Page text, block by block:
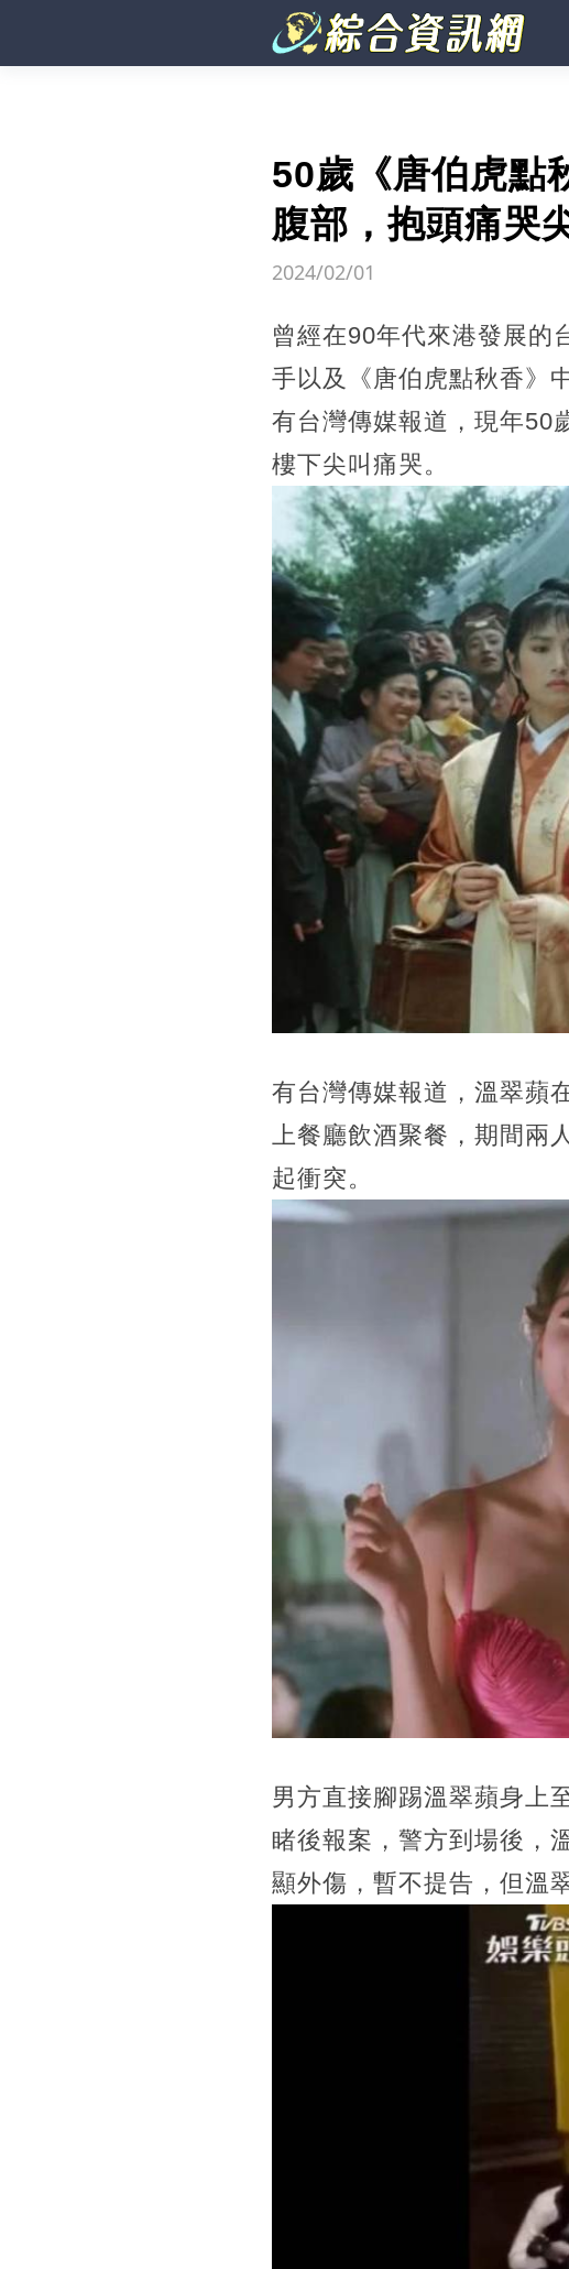
50歲《唐伯虎點
腹部，抱頭痛哭
2024/02/01
曾經在90年代來港發展的
手以及《唐伯虎點秋香》
有台灣傳媒報道，現年50
樓下尖叫痛哭。
有台灣傳媒報道，溫翠蘋
上餐廳飲酒聚餐，期間兩
起衝突。
男方直接腳踢溫翠蘋身上
睹後報案，警方到場後，
顯外傷，暫不提告，但溫